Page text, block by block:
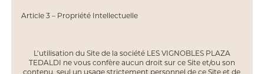
Article 3 – Propriété Intellectuelle
L’utilisation du Site de la société LES VIGNOBLES PLAZA
TEDALDI ne vous confère aucun droit sur ce Site et/ou son
contenu, seul un usage strictement personnel de ce Site et de